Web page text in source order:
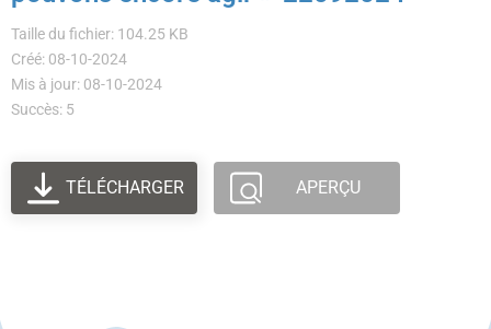
Taille du fichier: 104.25 KB
Créé: 08-10-2024
Mis à jour: 08-10-2024
Succès: 5
TÉLÉCHARGER APERÇU